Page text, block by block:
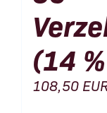
(14
108,50